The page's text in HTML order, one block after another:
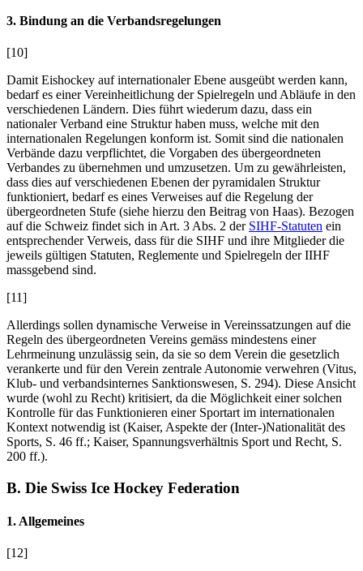
3. Bindung an die Verbandsregelungen
[10]
Damit Eishockey auf internationaler Ebene ausgeübt werden kann,
bedarf es einer Vereinheitlichung der Spielregeln und Abläufe in den
verschiedenen Ländern. Dies führt wiederum dazu, dass ein
nationaler Verband eine Struktur haben muss, welche mit den
internationalen Regelungen konform ist. Somit sind die nationalen
Verbände dazu verpflichtet, die Vorgaben des übergeordneten
Verbandes zu übernehmen und umzusetzen. Um zu gewährleisten,
dass dies auf verschiedenen Ebenen der pyramidalen Struktur
funktioniert, bedarf es eines Verweises auf die Regelung der
übergeordneten Stufe (siehe hierzu den Beitrag von Haas). Bezogen
auf die Schweiz findet sich in Art. 3 Abs. 2 der SIHF-Statuten ein
entsprechender Verweis, dass für die SIHF und ihre Mitglieder die
jeweils gültigen Statuten, Reglemente und Spielregeln der IIHF
massgebend sind.
[11]
Allerdings sollen dynamische Verweise in Vereinssatzungen auf die
Regeln des übergeordneten Vereins gemäss mindestens einer
Lehrmeinung unzulässig sein, da sie so dem Verein die gesetzlich
verankerte und für den Verein zentrale Autonomie verwehren (Vitus,
Klub- und verbandsinternes Sanktionswesen, S. 294). Diese Ansicht
wurde (wohl zu Recht) kritisiert, da die Möglichkeit einer solchen
Kontrolle für das Funktionieren einer Sportart im internationalen
Kontext notwendig ist (Kaiser, Aspekte der (Inter-)Nationalität des
Sports, S. 46 ff.; Kaiser, Spannungsverhältnis Sport und Recht, S.
200 ff.).
B. Die Swiss Ice Hockey Federation
1. Allgemeines
[12]